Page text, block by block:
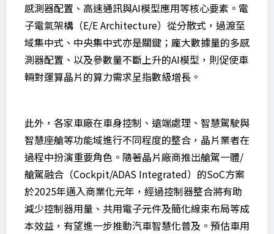
感測器配置、高速通訊與AI模型應用等核心要素。電
子電氣架構（E/E Architecture）從分散式，過渡至
域集中式、中央集中式亦是關鍵；龐大數據量的多感
測器配置、以及參數量不斷上升的AI模型，則促使車
輛對運算晶片的算力需求呈指數級增長。
此外，各家車廠在車身控制、遠端處理、智慧駕駛與
智慧座艙等功能域進行不同程度的整合，晶片業者在
過程中扮演重要角色。隨著晶片廠商推出艙駕一體/
艙駕融合（Cockpit/ADAS Integrated）的SoC方案
於2025年邁入商業化元年，經過控制器整合將有助
減少控制器用量、共用電子元件及簡化線束布局等成
本效益，有望進一步推動汽車智慧化普及。預估車用